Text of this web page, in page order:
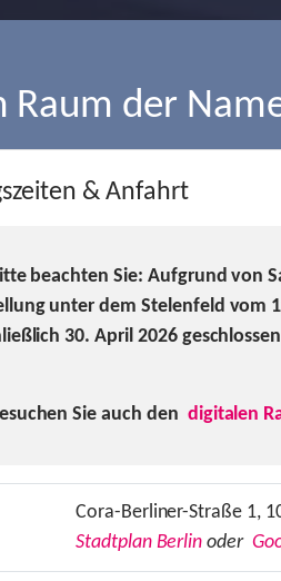
Raum der
& Anfahrt
beachten Sie: Aufgrund von
unter dem Stelenfeld vom
30. April 2026
Sie auch den digitalen
Cora-Berliner-Straße 1,
Stadtplan Berlin oder